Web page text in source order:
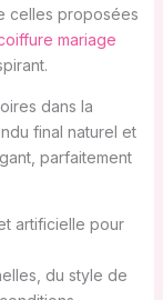
celles proposées
mariage
dans la
final naturel et
parfaitement
artificielle pour
du style de